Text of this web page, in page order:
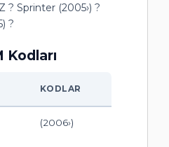
? Sprinter (2005›) ?
?
Kodları
KODLAR
(2006›)